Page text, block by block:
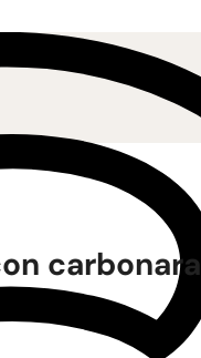
carbonara